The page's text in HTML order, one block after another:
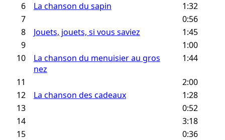
6
La chanson du sapin
1:32
7
0:56
8
Jouets, jouets, si vous saviez
1:45
9
1:00
10
La chanson du menuisier au gros
nez
1:44
11
2:00
12
La chanson des cadeaux
1:28
13
0:52
14
3:18
15
0:36